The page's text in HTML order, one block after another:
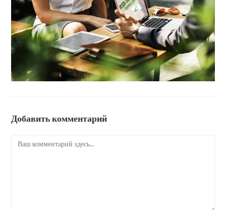
Добавить комментарий
Комментарий